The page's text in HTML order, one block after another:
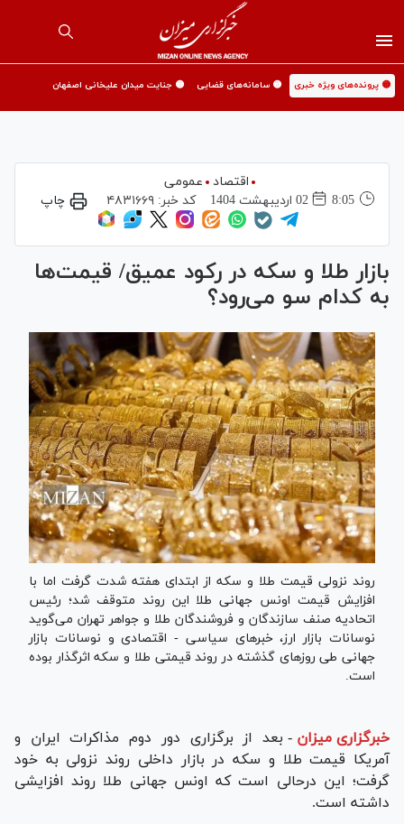
🟡 پرونده‌های ویژه خبری 🟡 سامانه‌های قضایی 🟡 جنایت میدان علیخانی اصفهان
اقتصاد
عمومی
8:05
02 ارديبهشت 1404 کد خبر: ۴۸۳۱۶۶۹ چاپ
بازار طلا و سکه در رکود عمیق/ قیمت‌ها
به کدام سو می‌رود؟
روند نزولی قیمت طلا و سکه از ابتدای هفته شدت گرفت اما با
افزایش قیمت اونس جهانی طلا این روند متوقف شد؛ رئیس
اتحادیه صنف سازندگان و فروشندگان طلا و جواهر تهران می‌گوید
نوسانات بازار ارز، خبر‌های سیاسی - اقتصادی و نوسانات بازار
جهانی طی روز‌های گذشته در روند قیمتی طلا و سکه اثرگذار بوده
است.
خبرگزاری میزان - بعد از برگزاری دور دوم مذاکرات ایران و
آمریکا قیمت طلا و سکه در بازار داخلی روند نزولی به خود
گرفت؛ این درحالی است که اونس جهانی طلا روند افزایشی
داشته است.